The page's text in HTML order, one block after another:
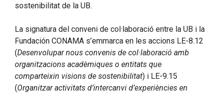
sostenibilitat de la UB.
La signatura del conveni de col·laboració entre la UB i la
Fundación CONAMA s’emmarca en les accions LE-8.12
(Desenvolupar nous convenis de col·laboració amb
organitzacions acadèmiques o entitats que
comparteixin visions de sostenibilitat) i LE-9.15
(Organitzar activitats d’intercanvi d’experiències en